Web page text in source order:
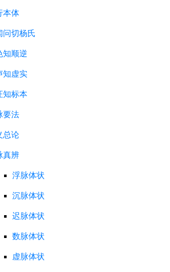
本体
问切杨氏
知顺逆
知虚实
知标本
要法
总论
真辨
浮脉体状
沉脉体状
迟脉体状
数脉体状
虚脉体状